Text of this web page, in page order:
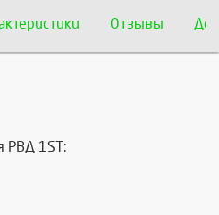
Отзывы
РВД 1ST: